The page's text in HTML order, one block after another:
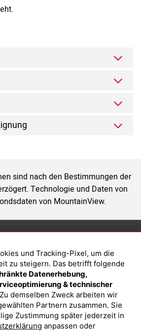
sind nach den Bestimmungen der
Technologie und Daten von
von MountainView.
Magazin
Was sind sind ETFs?
Sparplan Vorteile
Was ist ein Fonds?
und Tracking-Pixel, um die
zu steigern. Das betrifft folgende
Datenerhebung,
& technischer
demselben Zweck arbeiten wir
Partnern zusammen. Sie
Zustimmung später jederzeit in
anpassen oder